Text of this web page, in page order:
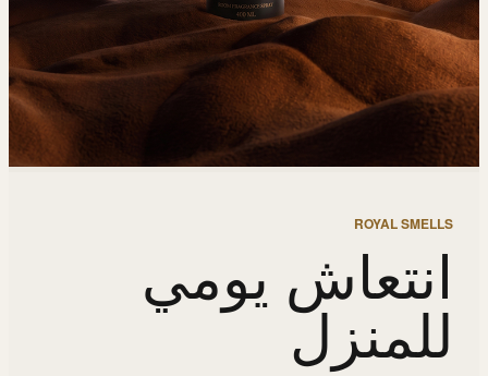
ROYAL SMELLS
انتعاش يومي
للمنزل